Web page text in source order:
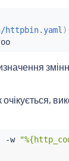
httpbin.yaml )
-n foo
-w